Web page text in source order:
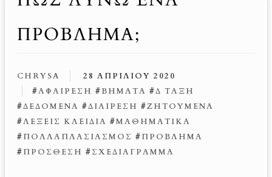
ΠΡΟΒΛΗΜΑ;
CHRYSA
28 ΑΠΡΙΛΊΟΥ 2020
#ΑΦΑΙΡΕΣΗ #ΒΗΜΑΤΑ #Δ ΤΑΞΗ
#ΔΕΔΟΜΕΝΑ #ΔΙΑΙΡΕΣΗ #ΖΗΤΟΥΜΕΝΑ
#ΛΕΞΕΙΣ ΚΛΕΙΔΙΑ #ΜΑΘΗΜΑΤΙΚΑ
#ΠΟΛΛΑΠΛΑΣΙΑΣΜΟΣ #ΠΡΟΒΛΗΜΑ
#ΠΡΟΣΘΕΣΗ #ΣΧΕΔΙΑΓΡΑΜΜΑ